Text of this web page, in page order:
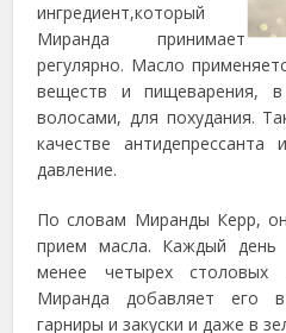
ингредиент,который
Миранда принимает
регулярно. Масло
веществ и пищеварения,
волосами, для похудания.
качестве антидепрессанта
давление.
По словам Миранды Керр,
прием масла. Каждый день
менее четырех столовых
Миранда добавляет его
гарниры и закуски и даже в